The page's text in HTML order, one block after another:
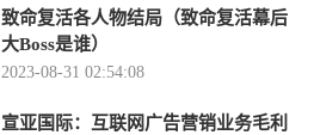
致命复活各人物结局（致命复活幕后
大Boss是谁）
2023-08-31 02:54:08
宣亚国际：互联网广告营销业务毛利